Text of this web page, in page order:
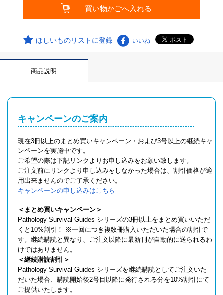
ほしいものリストに登録 いいね
商品説明
キャンペーンのご案内
現在3冊以上のまとめ買いキャンペーン・および3号以上の継続キャ
ンペーンを実施中です。
ご希望の際は下記リンクよりお申し込みをお願い致します。
ご注文前にリンクより申し込みをしなかった場合は、割引価格が適
用出来ませんのでご了承ください。
キャンペーンの申し込みはこちら
＜まとめ買いキャンペーン＞
Pathology Survival Guides シリーズの3冊以上をまとめ買いいただ
くと10%割引！ ※一回につき複数冊購入いただいた場合の割引で
す。継続購読と異なり、ご注文以降に最新刊が自動的に送られるわ
けではありません。
＜継続購読割引＞
Pathology Survival Guides シリーズを継続購読としてご注文いた
だいた場合、購読開始後2号目以降に発行される分を10%割引にて
ご提供いたします。